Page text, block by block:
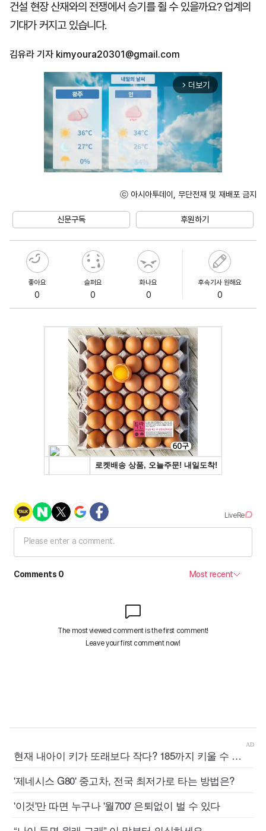
건설 현장 산재와의 전쟁에서 승기를 쥘 수 있을까요? 업계의
기대가 커지고 있습니다.
김유라 기자 kimyoura20301@gmail.com
arrow_forward_ios 더보기
ⓒ 아시아투데이, 무단전재 및 재배포 금지
신문구독 후원하기
좋아요
0
슬퍼요
0
화나요
0
후속기사 원해요
0